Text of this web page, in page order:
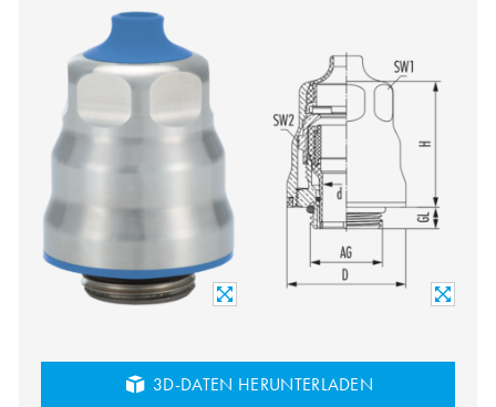
3D-DATEN HERUNTERLADEN